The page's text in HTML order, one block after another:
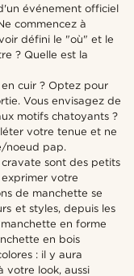
événement officiel
commencez à
défini le "où" et le
? Quelle est la
cuir ? Optez pour
Vous envisagez de
motifs chatoyants ?
votre tenue et ne
noeud pap.
sont des petits
votre
de manchette se
et styles, depuis les
en forme
en bois
: il y aura
votre look, aussi